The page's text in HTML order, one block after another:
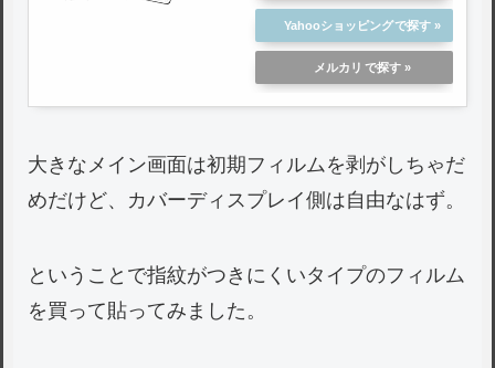
Yahooショッピング
メルカリ
大きなメイン画面は初期フィルムを剥がしちゃだ
めだけど、カバーディスプレイ側は自由なはず。
ということで指紋がつきにくいタイプのフィルム
を買って貼ってみました。